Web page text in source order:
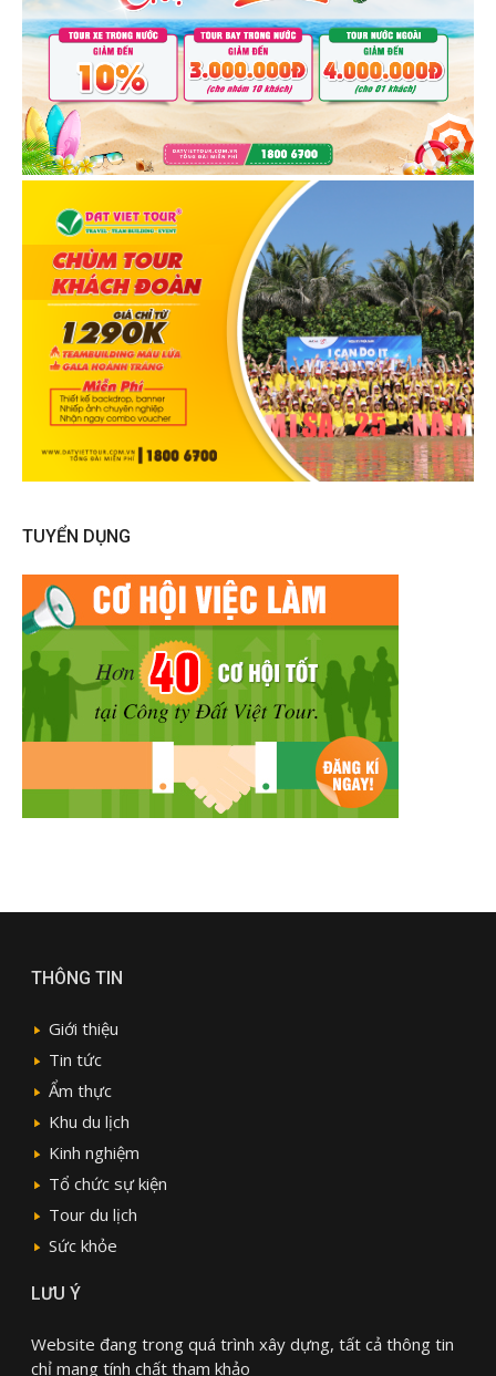
TUYỂN DỤNG
THÔNG TIN
Giới thiệu
Tin tức
Ẩm thực
Khu du lịch
Kinh nghiệm
Tổ chức sự kiện
Tour du lịch
Sức khỏe
LƯU Ý
Website đang trong quá trình xây dựng, tất cả thông tin
chỉ mang tính chất tham khảo